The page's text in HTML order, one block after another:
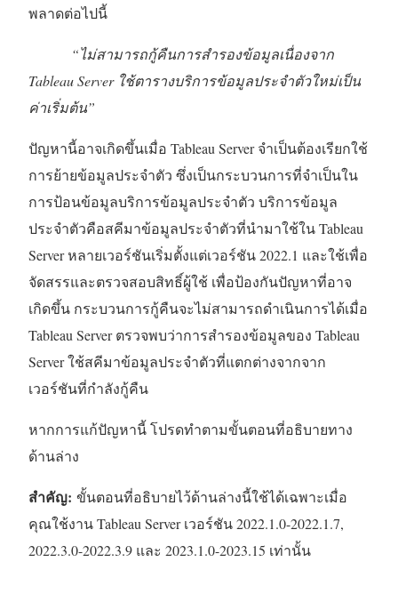
พลาดต่อไปนี้
“ไม่สามารถกู้คืนการสำรองข้อมูลเนื่องจาก
Tableau Server ใช้ตารางบริการข้อมูลประจำตัวใหม่เป็น
ค่าเริ่มต้น”
ปัญหานี้อาจเกิดขึ้นเมื่อ Tableau Server จำเป็นต้องเรียกใช้
การย้ายข้อมูลประจำตัว ซึ่งเป็นกระบวนการที่จำเป็นใน
การป้อนข้อมูลบริการข้อมูลประจำตัว บริการข้อมูล
ประจำตัวคือสคีมาข้อมูลประจำตัวที่นำมาใช้ใน Tableau
Server หลายเวอร์ชันเริ่มตั้งแต่เวอร์ชัน 2022.1 และใช้เพื่อ
จัดสรรและตรวจสอบสิทธิ์ผู้ใช้ เพื่อป้องกันปัญหาที่อาจ
เกิดขึ้น กระบวนการกู้คืนจะไม่สามารถดำเนินการได้เมื่อ
Tableau Server ตรวจพบว่าการสำรองข้อมูลของ Tableau
Server ใช้สคีมาข้อมูลประจำตัวที่แตกต่างจากจาก
เวอร์ชันที่กำลังกู้คืน
หากการแก้ปัญหานี้ โปรดทำตามขั้นตอนที่อธิบายทาง
ด้านล่าง
สำคัญ: ขั้นตอนที่อธิบายไว้ด้านล่างนี้ใช้ได้เฉพาะเมื่อ
คุณใช้งาน Tableau Server เวอร์ชัน 2022.1.0-2022.1.7,
2022.3.0-2022.3.9 และ 2023.1.0-2023.15 เท่านั้น